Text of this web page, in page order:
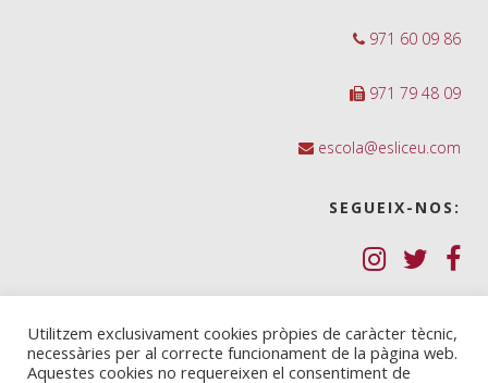
971 60 09 86
971 79 48 09
escola@esliceu.com
SEGUEIX-NOS:
Política de Galetes (cookies)
Política de privadesa
Utilitzem exclusivament cookies pròpies de caràcter tècnic,
necessàries per al correcte funcionament de la pàgina web.
Aquestes cookies no requereixen el consentiment de